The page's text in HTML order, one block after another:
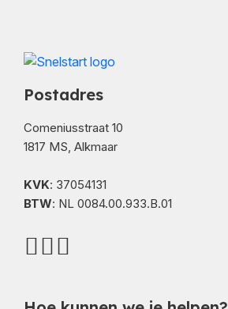
Postadres
Comeniusstraat 10
1817 MS, Alkmaar
KVK: 37054131
BTW: NL 0084.00.933.B.01